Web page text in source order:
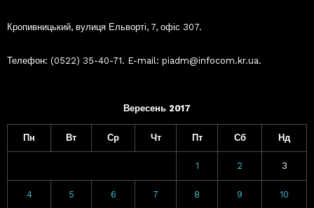
Кропивницький, вулиця Ельворті, 7, офіс 307.
Телефон: (0522) 35-40-71. E-mail: piadm@infocom.kr.ua.
Вересень 2017
Пн Вт Ср Чт Пт Сб Нд
1 2 3
4 5 6 7 8 9 10